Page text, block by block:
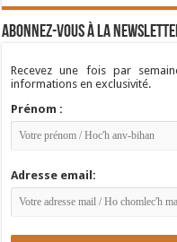
Abonnez-vous à la
Recevez une fois par
informations en exclusivité.
Prénom :
Adresse email: